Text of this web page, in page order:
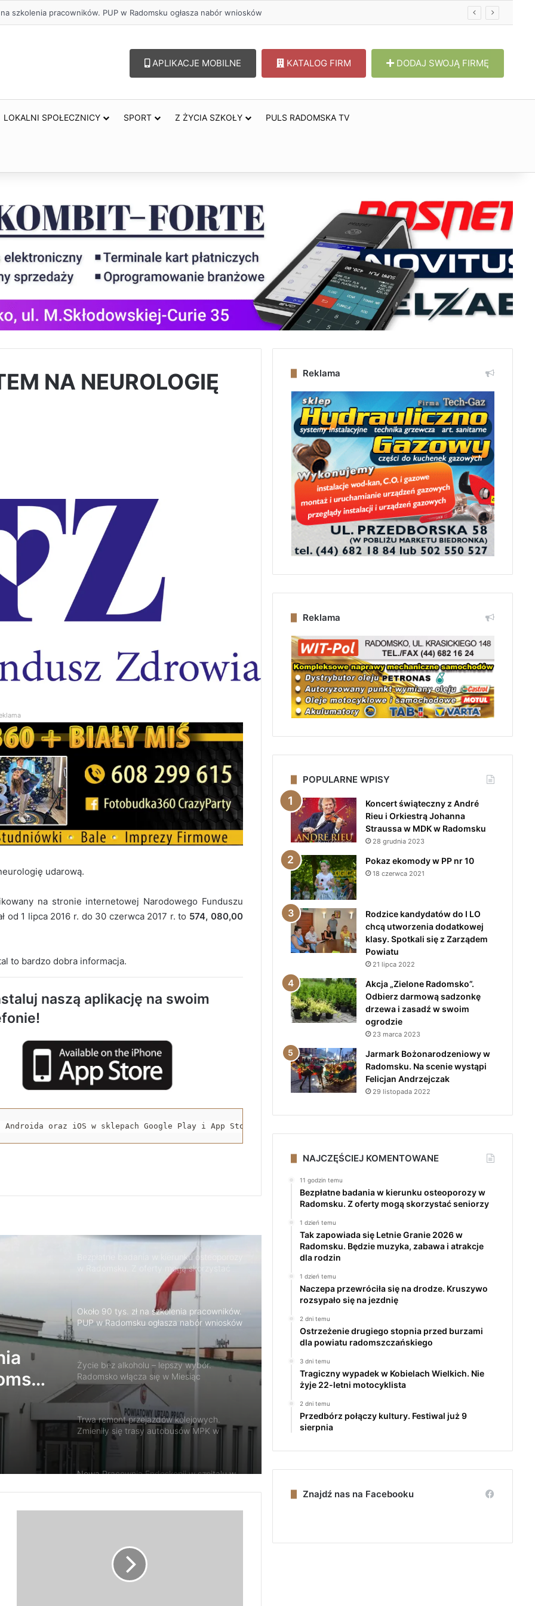
na szkolenia pracowników. PUP w Radomsku ogłasza nabór wniosków
APLIKACJE MOBILNE KATALOG FIRM DODAJ SWOJĄ FIRMĘ
LOKALNI SPOŁECZNICY SPORT Z ŻYCIA SZKOŁY PULS RADOMSKA TV
NA NEUROLOGIĘ
udarową.
na stronie internetowej Narodowego Funduszu
od 1 lipca 2016 r. do 30 czerwca 2017 r. to 574, 080,00
to bardzo dobra informacja.
naszą aplikację na swoim
oraz iOS w sklepach Google Play i App Store.
w
atrakcje dla całych rodzin
1 sierpnia o godzinie „W” zawyją syreny w
Radomsku
inwestycyjnej w Radomsku
Około 90 tys. zł na szkolenia pracowników.
PUP w Radomsku ogłasza nabór wniosków
Życie bez alkoholu – lepszy wybór.
Radomsko włącza się w Miesiąc
Trwa remont przejazdów kolejowych.
Zmieniły się trasy autobusów MPK w
Radomsku
Nowa Pracownia Endoskopii w szpitalu w
Radomsku. Będą wykonywane
zaawansowane badania i zabiegi
Radomsko oddało hołd bohaterom
1 sierpnia o godzinie „W” zawyją syreny w
Reklama
Reklama
POPULARNE WPISY
Koncert świąteczny z André
Rieu i Orkiestrą Johanna
Straussa w MDK w Radomsku
28 grudnia 2023
Pokaz ekomody w PP nr 10
18 czerwca 2021
Rodzice kandydatów do I LO
chcą utworzenia dodatkowej
klasy. Spotkali się z Zarządem
Powiatu
21 lipca 2022
Akcja „Zielone Radomsko”.
Odbierz darmową sadzonkę
drzewa i zasadź w swoim
ogrodzie
23 marca 2023
Jarmark Bożonarodzeniowy w
Radomsku. Na scenie wystąpi
Felicjan Andrzejczak
29 listopada 2022
NAJCZĘŚCIEJ KOMENTOWANE
11 godzin temu
Bezpłatne badania w kierunku osteoporozy w
Radomsku. Z oferty mogą skorzystać seniorzy
1 dzień temu
Tak zapowiada się Letnie Granie 2026 w
Radomsku. Będzie muzyka, zabawa i atrakcje
dla rodzin
1 dzień temu
Naczepa przewróciła się na drodze. Kruszywo
rozsypało się na jezdnię
2 dni temu
Ostrzeżenie drugiego stopnia przed burzami
dla powiatu radomszczańskiego
3 dni temu
Tragiczny wypadek w Kobielach Wielkich. Nie
żyje 22-letni motocyklista
2 dni temu
Przedbórz połączy kultury. Festiwal już 9
sierpnia
Znajdź nas na Facebooku